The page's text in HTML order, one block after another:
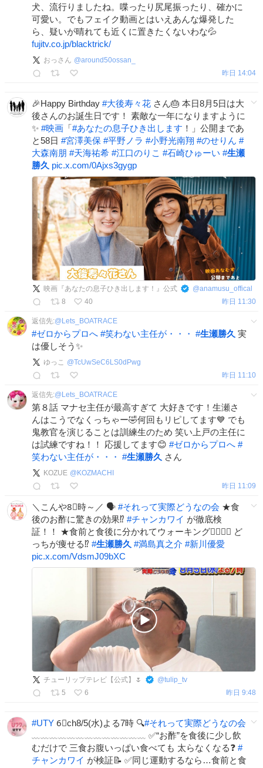
犬、流行りましたね。喋ったり尻尾振ったり、確かに
可愛い。でもフェイク動画とはいえあんな爆発した
ら、疑いが晴れても近くに置きたくないわな💦
fujitv.co.jp/blacktrick/
おっさん @around50ossan_
昨日 14:04
🎉Happy Birthday #大後寿々花 さん🎂 本日8月5日は大
後さんのお誕生日です！ 素敵な一年になりますように
✨ #映画 「#あなたの息子ひき出します ！」公開まであ
と58日 #宮澤美保 #平野ノラ #小野光南翔 #のせりん #
大森南朋 #天海祐希 #江口のりこ #石崎ひゅーい #生瀬
勝久 pic.x.com/0Ajxs3gygp
映画『あなたの息子ひき出します！』公式 @anamusu_offical
8
40 昨日 11:30
返信先:@ Lets_BOATRACE
#ゼロからプロへ #笑わない主任が・・・ #生瀬勝久 実
は優しそう✨
ゆっこ @TcUwSeC6LS0dPwg
昨日 11:10
返信先:@ Lets_BOATRACE
第８話 マナセ主任が最高すぎて 大好きです！生瀬さ
んはこうでなくっちゃー🤣何回もリピしてます💙 でも
鬼教官を演じることは訓練生のため 笑い上戸の主任に
は試練ですね！！ 応援してます😊 #ゼロからプロへ #
笑わない主任が・・・ #生瀬勝久 さん
KOZUE @ KOZMACHI
昨日 11:09
＼こんや8⃣時～／ 🗣️ #それって実際どうなの会 ★食
後のお酢に驚きの効果⁉ #チャンカワイ が徹底検
証！！ ★食前と食後に分かれてウォーキング🚶‍♀️🚶‍♀️ ど
っちが痩せる⁉ #生瀬勝久 #満島真之介 #新川優愛
pic.x.com/VdsmJ09bXC
チューリップテレビ【公式】🌷 @tulip_tv
5
6 昨日 9:48
#UTY 6⃣ch8/5(水)よる7時 🔍#それって実際どうなの会
﹏﹏﹏﹏﹏﹏﹏﹏﹏﹏﹏﹏﹏ ✅“お酢”を食後に少し飲
むだけで 三食お腹いっぱい食べても 太らなくなる❓ #
チャンカワイ が検証📝 ✅同じ運動するなら…食前と食